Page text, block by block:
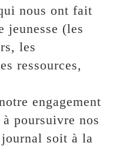
nous ont fait
jeunesse (les
les
ressources,
engagement
poursuivre nos
soit à la